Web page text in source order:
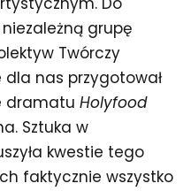
grupę
Twórczy
nas przygotował
dramatu Holyfood
Sztuka w
kwestie tego
faktycznie wszystko